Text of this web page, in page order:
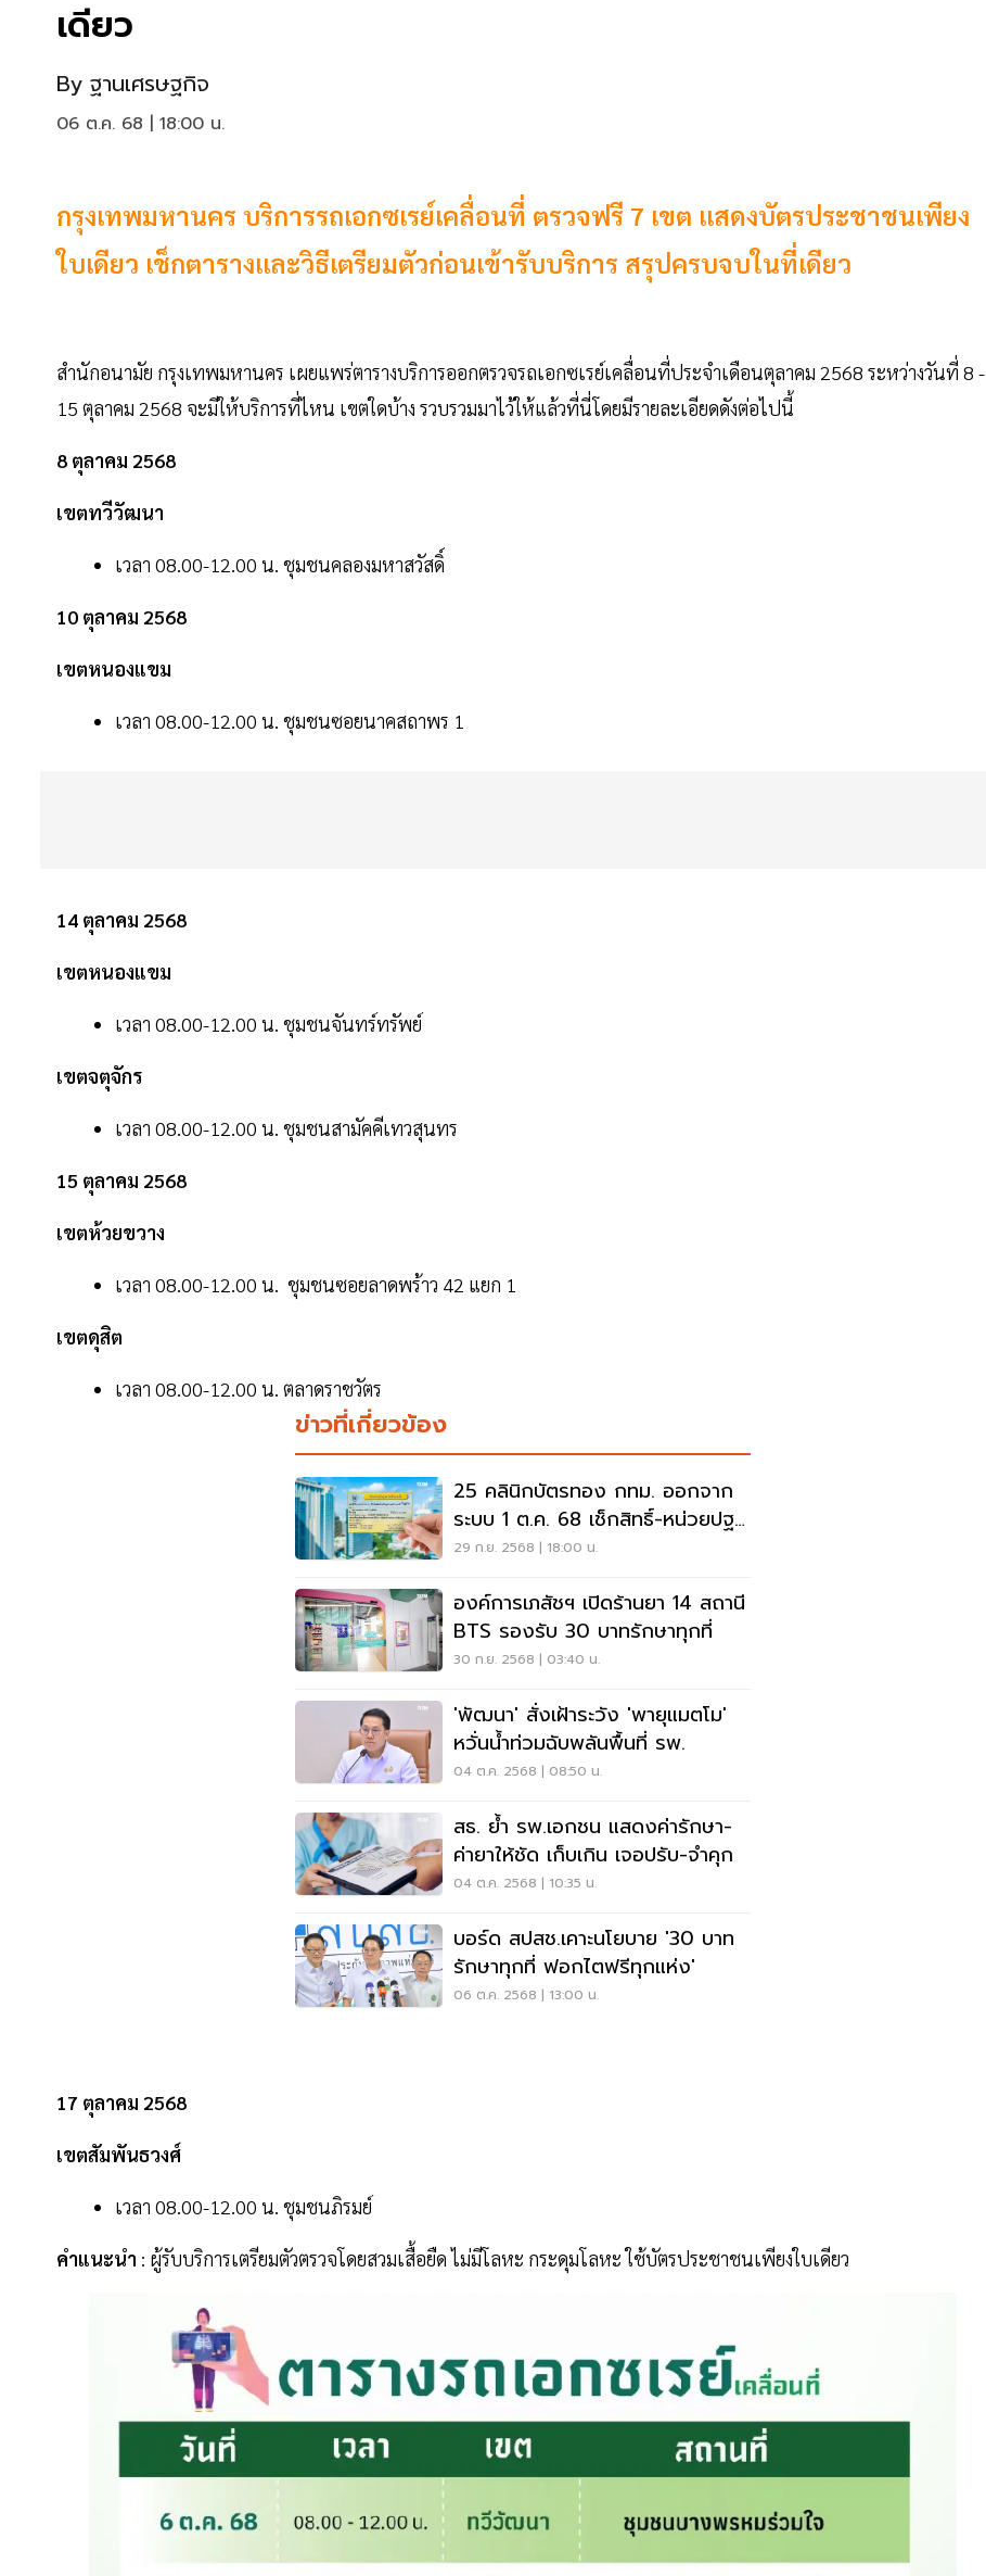
เดียว
By ฐานเศรษฐกิจ
06 ต.ค. 68 | 18:00 น.
กรุงเทพมหานคร บริการรถเอกซเรย์เคลื่อนที่ ตรวจฟรี 7 เขต แสดงบัตรประชาชนเพียง
ใบเดียว เช็กตารางและวิธีเตรียมตัวก่อนเข้ารับบริการ สรุปครบจบในที่เดียว
สำนักอนามัย กรุงเทพมหานคร เผยแพร่ตารางบริการออกตรวจรถเอกซเรย์เคลื่อนที่ประจำเดือนตุลาคม 2568 ระหว่างวันที่ 8 -
15 ตุลาคม 2568 จะมีให้บริการที่ไหน เขตใดบ้าง รวบรวมมาไว้ให้แล้วที่นี่โดยมีรายละเอียดดังต่อไปนี้
8 ตุลาคม 2568
เขตทวีวัฒนา
เวลา 08.00-12.00 น. ชุมชนคลองมหาสวัสดิ์
10 ตุลาคม 2568
เขตหนองแขม
เวลา 08.00-12.00 น. ชุมชนซอยนาคสถาพร 1
14 ตุลาคม 2568
เขตหนองแขม
เวลา 08.00-12.00 น. ชุมชนจันทร์ทรัพย์
เขตจตุจักร
เวลา 08.00-12.00 น. ชุมชนสามัคคีเทวสุนทร
15 ตุลาคม 2568
เขตห้วยขวาง
เวลา 08.00-12.00 น. ชุมชนซอยลาดพร้าว 42 แยก 1
เขตดุสิต
เวลา 08.00-12.00 น. ตลาดราชวัตร
ข่าวที่เกี่ยวข้อง
25 คลินิกบัตรทอง กทม. ออกจาก
ระบบ 1 ต.ค. 68 เช็กสิทธิ์-หน่วยปฐม
ภูมิใหม่
29 ก.ย. 2568 | 18:00 น.
องค์การเภสัชฯ เปิดร้านยา 14 สถานี
BTS รองรับ 30 บาทรักษาทุกที่
30 ก.ย. 2568 | 03:40 น.
'พัฒนา' สั่งเฝ้าระวัง 'พายุแมตโม'
หวั่นน้ำท่วมฉับพลันพื้นที่ รพ.
04 ต.ค. 2568 | 08:50 น.
สธ. ย้ำ รพ.เอกชน แสดงค่ารักษา-
ค่ายาให้ชัด เก็บเกิน เจอปรับ-จำคุก
04 ต.ค. 2568 | 10:35 น.
บอร์ด สปสช.เคาะนโยบาย '30 บาท
รักษาทุกที่ ฟอกไตฟรีทุกแห่ง'
06 ต.ค. 2568 | 13:00 น.
17 ตุลาคม 2568
เขตสัมพันธวงศ์
เวลา 08.00-12.00 น. ชุมชนภิรมย์
คำแนะนำ : ผู้รับบริการเตรียมตัวตรวจโดยสวมเสื้อยืด ไม่มีโลหะ กระดุมโลหะ ใช้บัตรประชาชนเพียงใบเดียว